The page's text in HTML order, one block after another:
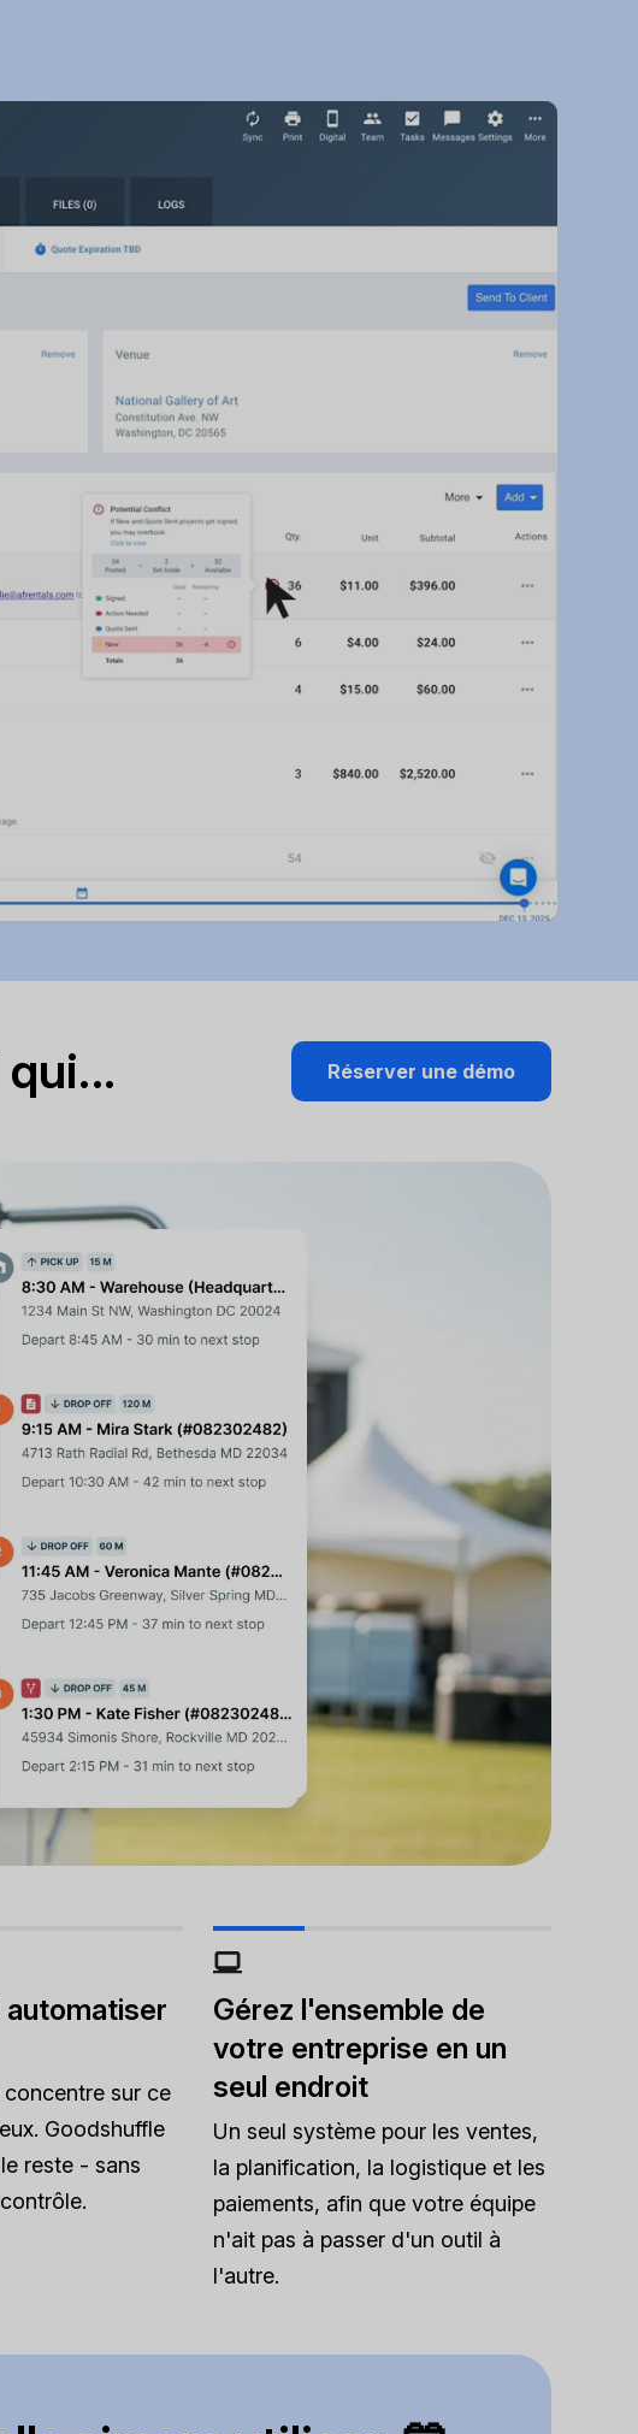
Réserver une démo
automatiser
sur ce
Goodshuffle
reste - sans
Gérez l'ensemble de
votre entreprise en un
seul endroit
Un seul système pour les ventes,
la planification, la logistique et les
paiements, afin que votre équipe
n'ait pas à passer d'un outil à
l'autre.